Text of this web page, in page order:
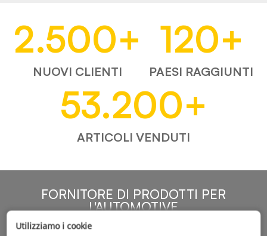
2.500+
NUOVI CLIENTI
120+
PAESI RAGGIUNTI
53.200+
ARTICOLI VENDUTI
FORNITORE DI PRODOTTI PER
L'AUTOMOTIVE
Utilizziamo i cookie